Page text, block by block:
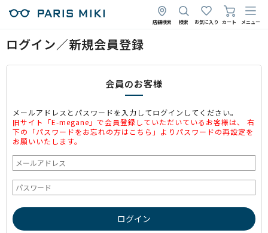
店舗検索 検索 お気に入り カート メニュー
ログイン／新規会員登録
会員のお客様
メールアドレスとパスワードを入力してログインしてください。
旧サイト「E-megane」で会員登録していただいているお客様は、 右
下の「パスワードをお忘れの方はこちら」よりパスワードの再設定を
お願いいたします。